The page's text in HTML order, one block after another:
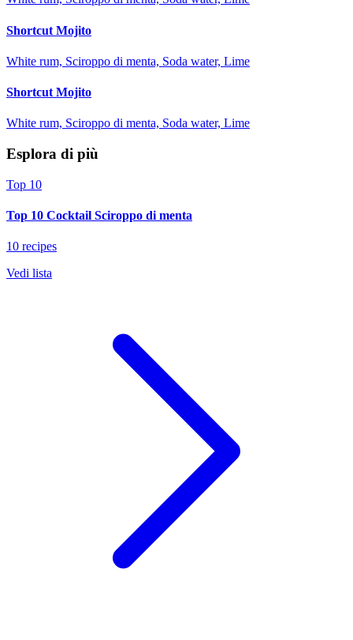
Shortcut Mojito
White rum, Sciroppo di menta, Soda water, Lime
Shortcut Mojito
White rum, Sciroppo di menta, Soda water, Lime
Esplora di più
Top 10
Top 10 Cocktail Sciroppo di menta
10 recipes
Vedi lista